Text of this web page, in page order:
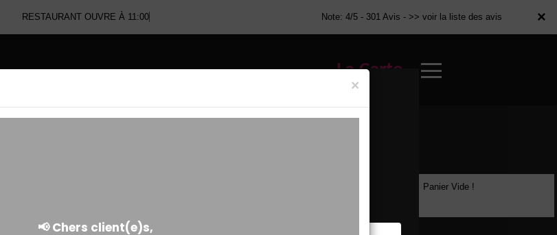
×
RESTAURANT OUVRE À 11:00 Note: 4/5 - 301 Avis - >> voir la liste des avis
La Carte
×
Panier Vide !
×